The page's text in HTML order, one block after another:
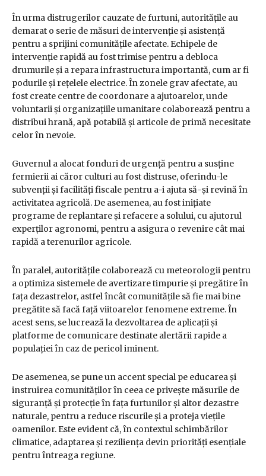
În urma distrugerilor cauzate de furtuni, autoritățile au
demarat o serie de măsuri de intervenție și asistență
pentru a sprijini comunitățile afectate. Echipele de
intervenție rapidă au fost trimise pentru a debloca
drumurile și a repara infrastructura importantă, cum ar fi
podurile și rețelele electrice. În zonele grav afectate, au
fost create centre de coordonare a ajutoarelor, unde
voluntarii și organizațiile umanitare colaborează pentru a
distribui hrană, apă potabilă și articole de primă necesitate
celor în nevoie.
Guvernul a alocat fonduri de urgență pentru a susține
fermierii ai căror culturi au fost distruse, oferindu-le
subvenții și facilități fiscale pentru a-i ajuta să-și revină în
activitatea agricolă. De asemenea, au fost inițiate
programe de replantare și refacere a solului, cu ajutorul
experților agronomi, pentru a asigura o revenire cât mai
rapidă a terenurilor agricole.
În paralel, autoritățile colaborează cu meteorologii pentru
a optimiza sistemele de avertizare timpurie și pregătire în
fața dezastrelor, astfel încât comunitățile să fie mai bine
pregătite să facă față viitoarelor fenomene extreme. În
acest sens, se lucrează la dezvoltarea de aplicații și
platforme de comunicare destinate alertării rapide a
populației în caz de pericol iminent.
De asemenea, se pune un accent special pe educarea și
instruirea comunităților în ceea ce privește măsurile de
siguranță și protecție în fața furtunilor și altor dezastre
naturale, pentru a reduce riscurile și a proteja viețile
oamenilor. Este evident că, în contextul schimbărilor
climatice, adaptarea și reziliența devin priorități esențiale
pentru întreaga regiune.